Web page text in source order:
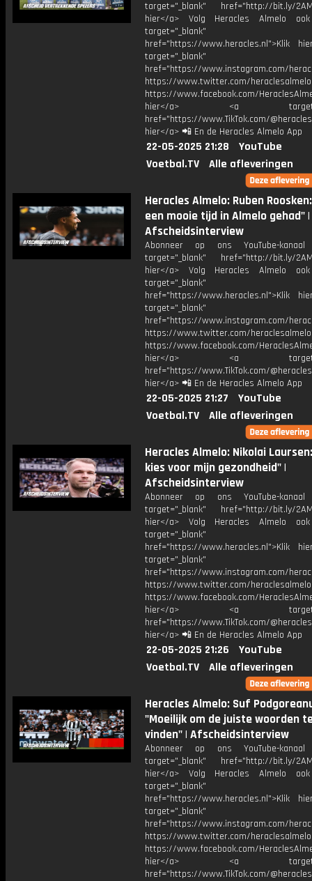
target="_blank" href="http://bit.ly/
hier</a> Volg Heracles Almelo
target="_blank"
href="https://www.heracles.nl">Klik
target="_blank"
href="https://www.instagram.com/
https://www.twitter.com/heraclesalmelo
https://www.facebook.com/
hier</a> <a
href="https://www.TikTok.com/
hier</a> 📲 En de Heracles Almelo App
22-05-2025 21:28
YouTube
Voetbal.TV
Alle afleveringen
Heracles Almelo: Ruben
een mooie tijd in Almelo gehad" |
Afscheidsinterview
Abonneer op ons YouTube-
target="_blank" href="http://bit.ly/
hier</a> Volg Heracles Almelo
target="_blank"
href="https://www.heracles.nl">Klik
target="_blank"
href="https://www.instagram.com/
https://www.twitter.com/heraclesalmelo
https://www.facebook.com/
hier</a> <a
href="https://www.TikTok.com/
hier</a> 📲 En de Heracles Almelo App
22-05-2025 21:27
YouTube
Voetbal.TV
Alle afleveringen
Heracles Almelo: Nikolai
kies voor mijn gezondheid" |
Afscheidsinterview
Abonneer op ons YouTube-
target="_blank" href="http://bit.ly/
hier</a> Volg Heracles Almelo
target="_blank"
href="https://www.heracles.nl">Klik
target="_blank"
href="https://www.instagram.com/
https://www.twitter.com/heraclesalmelo
https://www.facebook.com/
hier</a> <a
href="https://www.TikTok.com/
hier</a> 📲 En de Heracles Almelo App
22-05-2025 21:26
YouTube
Voetbal.TV
Alle afleveringen
Heracles Almelo: Suf
"Moeilijk om de juiste woorden
vinden" | Afscheidsinterview
Abonneer op ons YouTube-
target="_blank" href="http://bit.ly/
hier</a> Volg Heracles Almelo
target="_blank"
href="https://www.heracles.nl">Klik
target="_blank"
href="https://www.instagram.com/
https://www.twitter.com/heraclesalmelo
https://www.facebook.com/
hier</a> <a
href="https://www.TikTok.com/